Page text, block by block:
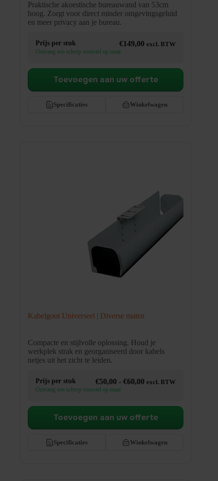
Praktische akoestische bureauwand van 53cm
hoog. Zorgt voor direct minder omgevingsgeluid
en meer privacy aan je bureau.
Prijs per stuk €149,00 excl. BTW
Ontvang een scherp voorstel op maat
Specificaties Winkelwagen
Toevoegen aan uw offerte
Kabelgoot Universeel | Diverse maten
Compacte en stijlvolle oplossing. Houd je
werkplek strak en georganiseerd door kabels
netjes uit het zicht te leiden.
Prijs per stuk €50,00 - €60,00 Prijsklasse:
€60,00
excl. BTW
Ontvang een scherp voorstel op maat
Specificaties Winkelwagen
Toevoegen aan uw offerte